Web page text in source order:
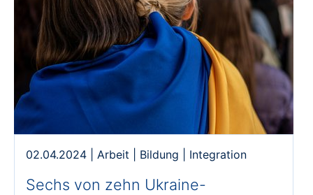
02.04.2024 Arbeit Bildung Integration
Sechs von zehn Ukraine-